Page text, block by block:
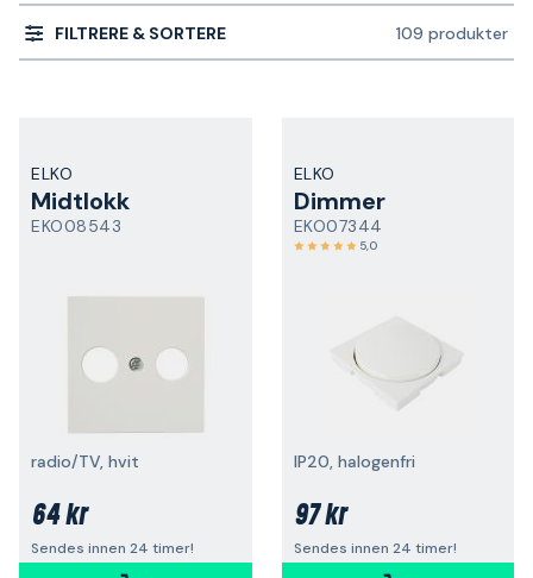
FILTRERE & SORTERE 109 produkter
ELKO
Midtlokk
EKO08543
radio/TV, hvit
64 kr
Sendes innen 24 timer!
ELKO
Dimmer
EKO07344
5,0
IP20, halogenfri
97 kr
Sendes innen 24 timer!